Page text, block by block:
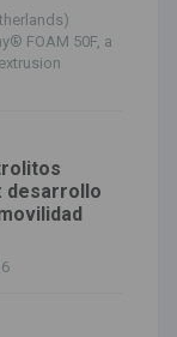
FOAM 50F, a
desarrollo